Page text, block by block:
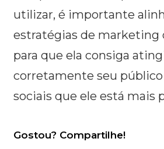
utilizar, é importante
estratégias de marketing
para que ela consiga
corretamente seu público
sociais que ele está mais
Gostou? Compartilhe!